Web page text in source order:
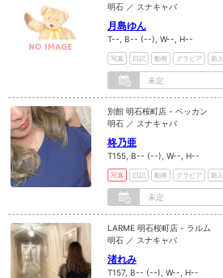
明石 ／ スナキャバ
月島ゆん
T--, B-- (--), W--, H--
写真 日記 動画 グラビア 新人
未定
別館 明石桜町店 - ベッカン
明石 ／ スナキャバ
柊乃亜
T155, B-- (--), W--, H--
写真 日記 動画 グラビア 新人
未定
LARME 明石桜町店 - ラルム
明石 ／ スナキャバ
渚れみ
T157, B-- (--), W--, H--